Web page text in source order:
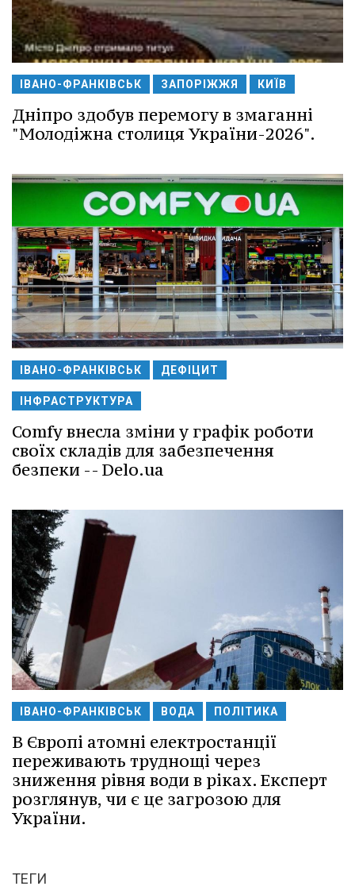
ІВАНО-ФРАНКІВСЬК ЗАПОРІЖЖЯ КИЇВ
Дніпро здобув перемогу в змаганні
"Молодіжна столиця України-2026".
ІВАНО-ФРАНКІВСЬК ДЕФІЦИТ
ІНФРАСТРУКТУРА
Comfy внесла зміни у графік роботи
своїх складів для забезпечення
безпеки -- Delo.ua
ІВАНО-ФРАНКІВСЬК ВОДА ПОЛІТИКА
В Європі атомні електростанції
переживають труднощі через
зниження рівня води в ріках. Експерт
розглянув, чи є це загрозою для
України.
ТЕГИ